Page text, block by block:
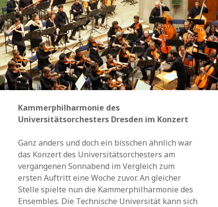
Kammerphilharmonie des
Universitätsorchesters Dresden im Konzert
Ganz anders und doch ein bisschen ähnlich war
das Konzert des Universitätsorchesters am
vergangenen Sonnabend im Vergleich zum
ersten Auftritt eine Woche zuvor. An gleicher
Stelle spielte nun die Kammerphilharmonie des
Ensembles. Die Technische Universität kann sich